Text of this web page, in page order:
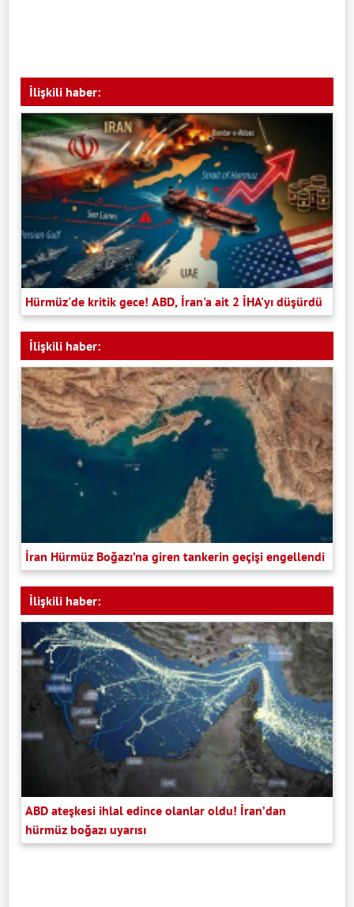
İlişkili haber:
Hürmüz'de kritik gece! ABD, İran'a ait 2 İHA'yı düşürdü
İlişkili haber:
İran Hürmüz Boğazı’na giren tankerin geçişi engellendi
İlişkili haber:
ABD ateşkesi ihlal edince olanlar oldu! İran’dan
hürmüz boğazı uyarısı